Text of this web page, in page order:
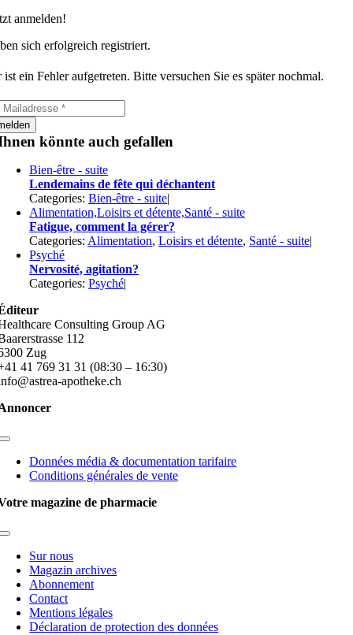
anmelden!
sich erfolgreich registriert.
ist ein Fehler aufgetreten. Bitte versuchen Sie es später nochmal.
könnte auch gefallen
Bien-être - suite
Lendemains de fête qui déchantent
Categories:Bien-être - suite|
Alimentation,Loisirs et détente,Santé - suite
Fatigue, comment la gérer?
Categories: Alimentation,Loisirs et détente, Santé - suite|
Psyché
Nervosité, agitation?
Categories:Psyché|
Consulting Group AG
112
Zug
41 769 31 31 (08:30 – 16:30)
apotheke.ch
Toggle
NavigationDonnées média & documentation tarifaire
Conditions générales de vente
magazine de pharmacie
Toggle
NavigationSur nous
Magazin archives
Abonnement
Contact
Mentions légales
Déclaration de protection des données